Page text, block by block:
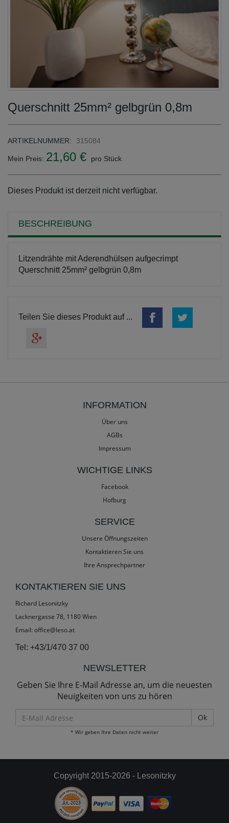
Querschnitt 25mm² gelbgrün 0,8m
ARTIKELNUMMER: 315084
Mein Preis: 21,60 € pro Stück
Dieses Produkt ist derzeit nicht verfügbar.
BESCHREIBUNG
Litzendrähte mit Aderendhülsen aufgecrimpt
Querschnitt 25mm² gelbgrün 0,8m
Teilen Sie dieses Produkt auf ...
INFORMATION
Über uns
AGBs
Impressum
WICHTIGE LINKS
Facebook
Hofburg
SERVICE
Unsere Öffnungszeiten
Kontaktieren Sie uns
Ihre Ansprechpartner
KONTAKTIEREN SIE UNS
Richard Lesonitzky
Lacknergasse 78, 1180 Wien
Email: office@leso.at
Tel: +43/1/470 37 00
NEWSLETTER
Geben Sie Ihre E-Mail Adresse an, um die neuesten
Neuigkeiten von uns zu hören
Mail
Adresse
* Wir geben Ihre Daten nicht weiter
Copyright 2015-2026 - Lesonitzky